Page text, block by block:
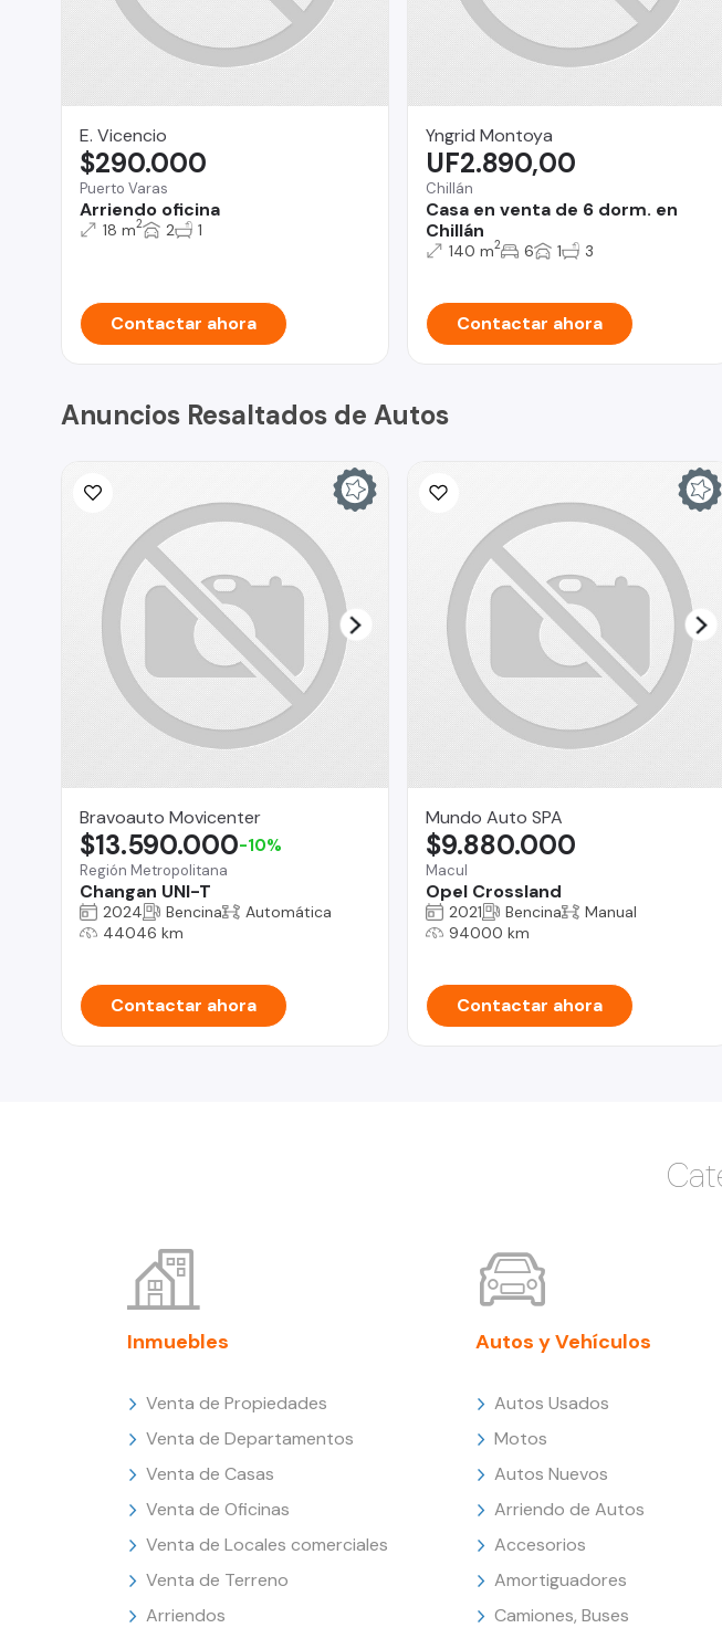
E. Vicencio
Puerto Varas
Arriendo oficina
$290.000
18 m2 2 1
Contactar ahora
Yngrid Montoya
Chillán
Casa en venta de 6 dorm. en
Chillán
UF2.890,00
140 m2 6 1 3
Contactar ahora
Anuncios Resaltados de Autos
Bravoauto Movicenter
Región Metropolitana
Changan UNI-T
$13.590.000-10%
2024 Bencina
Automática
44046 km
Contactar ahora
Mundo Auto SPA
Macul
Opel Crossland
$9.880.000
2021 Bencina
Manual
94000 km
Contactar ahora
Inmuebles
Venta de Propiedades
Venta de Departamentos
Venta de Casas
Venta de Oficinas
Venta de Locales comerciales
Venta de Terreno
Arriendos
Autos y Vehículos
Autos Usados
Motos
Autos Nuevos
Arriendo de Autos
Accesorios
Amortiguadores
Camiones, Buses